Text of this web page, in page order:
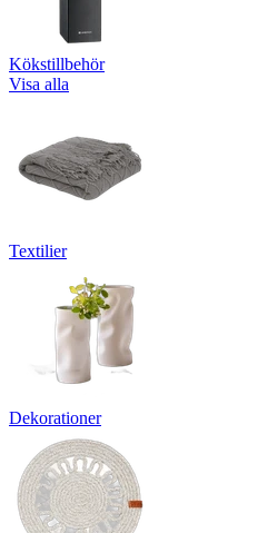
Kökstillbehör
Visa alla
Textilier
Dekorationer